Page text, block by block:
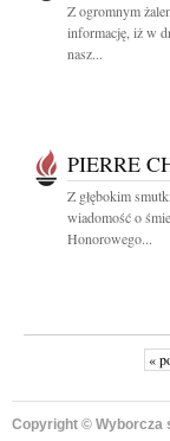
Z ogromnym
informację, iż w
nasz...
PIERRE
Z głębokim
wiadomość o
Honorowego...
«
Copyright © Wyborcza